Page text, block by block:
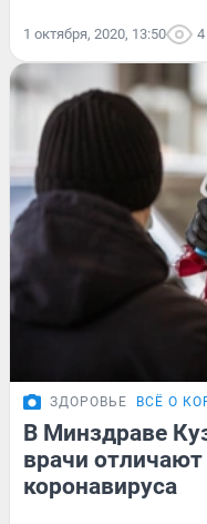
1 октября, 2020, 13:50
ЗДОРОВЬЕ ВСЁ О
В Минздраве
врачи отличают
коронавируса